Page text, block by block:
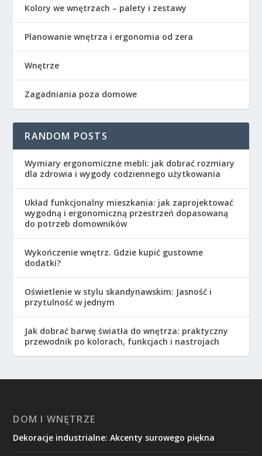
Kolory we wnętrzach – palety i zestawy
Planowanie wnętrza i ergonomia od zera
Wnętrze
Zagadniania poza domowe
RANDOM POSTS
Wymiary ergonomiczne mebli: jak dobrać rozmiary
dla zdrowia i wygody codziennego użytkowania
Układ funkcjonalny mieszkania: jak zaprojektować
wygodną i ergonomiczną przestrzeń dopasowaną
do potrzeb domowników
Wykończenie wnętrz. Gdzie kupić gustowne
dodatki?
Oświetlenie w stylu skandynawskim: Jasność i
przytulność w jednym
Jak dobrać barwę światła do wnętrza: praktyczny
przewodnik po kolorach, funkcjach i nastrojach
DOM I WNĘTRZE
Dekoracje industrialne: Akcenty surowego piękna